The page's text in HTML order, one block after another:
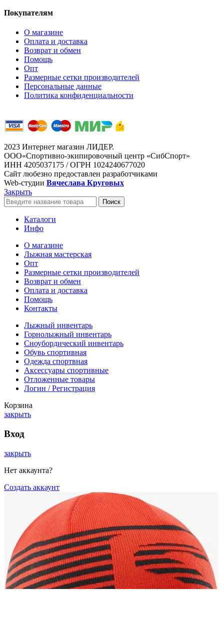
Покупателям
О магазине
Оплата и доставка
Возврат и обмен
Помощь
Опт
Размерные сетки производителей
Персональные данные
Политика конфиденциальности
2023 Интернет магазин ЛИДЕР.
ООО«Спортивно-экипировочный центр «СибСпорт»
ИНН 4205037175 / ОГРН 1024240677020
Сайт любезно предоставлен разработчиками
Web-студии Вячеслава Круговых
Закрыть
Поиск
Каталоги
Инфо
О магазине
Лыжная мастерская
Опт
Размерные сетки производителей
Возврат и обмен
Оплата и доставка
Помощь
Контакты
Лыжный инвентарь
Горнолыжный инвентарь
Сноубордический инвентарь
Обувь спортивная
Одежда спортвная
Аксессуары спортивные
Отложенные товары
Логин / Регистрация
Корзина
закрыть
Вход
закрыть
Нет аккаунта?
Создать аккаунт